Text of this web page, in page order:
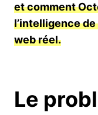
et comment
l’intelligence
web réel.
Le